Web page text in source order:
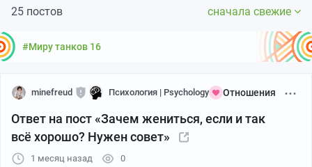
25 постов сначала свежие
#Миру танков 16
minefreud Психология | Psychology Отношения
Ответ на пост «Зачем жениться, если и так
всё хорошо? Нужен совет»
1 месяц назад 0